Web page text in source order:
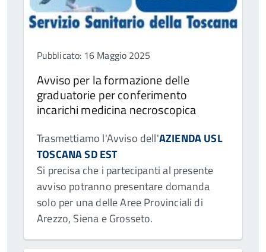
Pubblicato: 16 Maggio 2025
Avviso per la formazione delle
graduatorie per conferimento
incarichi medicina necroscopica
Trasmettiamo l'Avviso dell'AZIENDA USL
TOSCANA SD EST
Si precisa che i partecipanti al presente
avviso potranno presentare domanda
solo per una delle Aree Provinciali di
Arezzo, Siena e Grosseto.